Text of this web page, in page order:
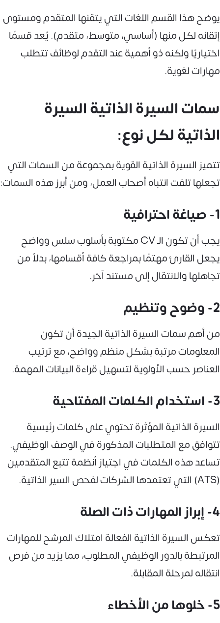
يوضح هذا القسم اللغات التي يتقنها المتقدم ومستوى
إتقانه لكل منها (أساسي، متوسط، متقدم). يُعد قسمًا
اختياريًا ولكنه ذو أهمية عند التقدم لوظائف تتطلب
مهارات لغوية.
سمات السيرة الذاتية السيرة
الذاتية لكل نوع:
تتميز السيرة الذاتية القوية بمجموعة من السمات التي
تجعلها تلفت انتباه أصحاب العمل، ومن أبرز هذه السمات:
1- صياغة احترافية
يجب أن تكون الـ CV مكتوبة بأسلوب سلس وواضح
يجعل القارئ مهتمًا بمراجعة كافة أقسامها، بدلاً من
تجاهلها والانتقال إلى مستند آخر.
2- وضوح وتنظيم
من أهم سمات السيرة الذاتية الجيدة أن تكون
المعلومات مرتبة بشكل منظم وواضح، مع ترتيب
العناصر حسب الأولوية لتسهيل قراءة البيانات المهمة.
3- استخدام الكلمات المفتاحية
السيرة الذاتية المؤثرة تحتوي على كلمات رئيسية
تتوافق مع المتطلبات المذكورة في الوصف الوظيفي.
تساعد هذه الكلمات في اجتياز أنظمة تتبع المتقدمين
(ATS) التي تعتمدها الشركات لفحص السير الذاتية.
4- إبراز المهارات ذات الصلة
تعكس السيرة الذاتية الفعالة امتلاك المرشح للمهارات
المرتبطة بالدور الوظيفي المطلوب، مما يزيد من فرص
انتقاله لمرحلة المقابلة.
5- خلوها من الأخطاء